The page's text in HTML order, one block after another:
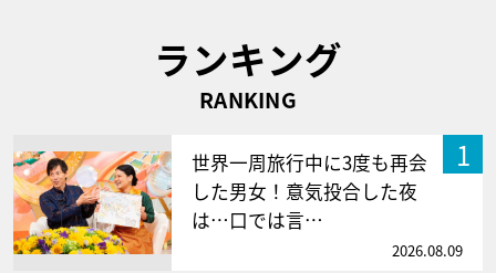
ランキング
RANKING
1
世界一周旅行中に3度も再会
した男女！意気投合した夜
は…口では言…
2026.08.09